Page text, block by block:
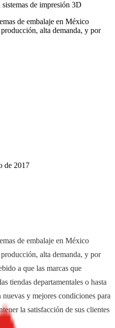
de impresión 3D
de embalaje en México
alta demanda, y por
de 2017
de embalaje en México
alta demanda, y por
a que las marcas que
tiendas departamentales o hasta
y mejores condiciones para
la satisfacción de sus clientes